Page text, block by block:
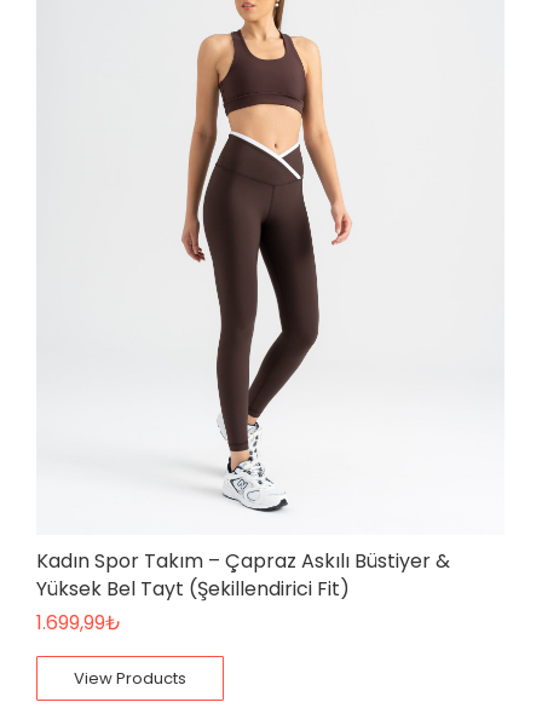
Kadın Spor Takım – Çapraz Askılı Büstiyer &
Yüksek Bel Tayt (Şekillendirici Fit)
1.699,99₺
View Products